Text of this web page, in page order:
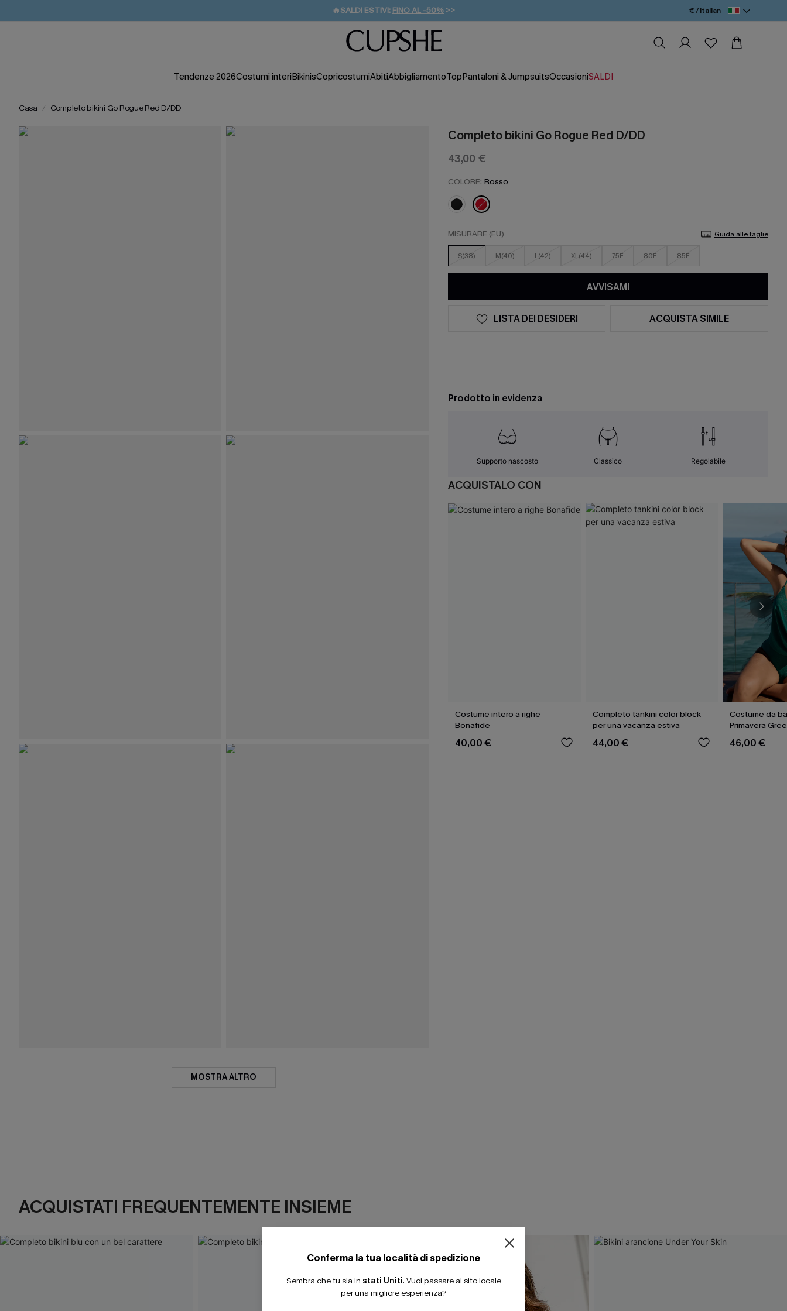
🔥SALDI ESTIVI: FINO AL -50% >>
🚚SPEDIZIONE GRATUITA DA 49€
💌REGALO PER I NUOVI: 20% DI SCONTO*
€ / Italian
Tendenze 2026Costumi interiBikinisCopricostumiAbitiAbbigliamentoTopPantaloni & JumpsuitsOccasioniSALDI
Casa Completo bikini Go Rogue Red D/DD
MOSTRA ALTRO
Completo bikini Go Rogue Red D/DD
43,00 €
COLORE: Rosso
MISURARE (EU) Guida alle taglie
S(38) M(40) L(42) XL(44) 75E 80E 85E
AVVISAMI
LISTA DEI DESIDERI ACQUISTA SIMILE
Prodotto in evidenza
Supporto nascosto Classico Regolabile
ACQUISTALO CON
Costume intero a righe
Bonafide
40,00 €
Completo tankini color block
per una vacanza estiva
44,00 €
Costume da
Primavera
46,00 €
ACQUISTATI FREQUENTEMENTE INSIEME
Conferma la tua località di spedizione
Sembra che tu sia in stati Uniti. Vuoi passare al sito locale
per una migliore esperienza?
20% DI SCONTO SU 2 O PIÙ ARTICOLI